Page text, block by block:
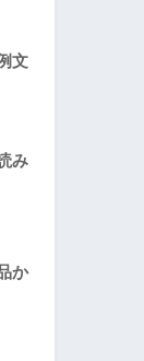
文
み
か